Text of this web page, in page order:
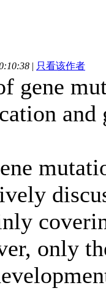
| 只看该作者
gene
and
only